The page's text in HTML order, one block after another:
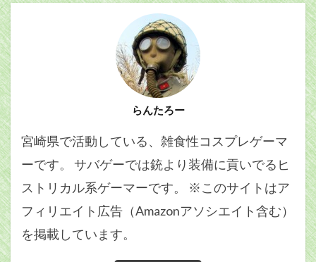
らんたろー
宮崎県で活動している、雑食性コスプレゲーマ
ーです。 サバゲーでは銃より装備に貢いでるヒ
ストリカル系ゲーマーです。 ※このサイトはア
フィリエイト広告（Amazonアソシエイト含む）
を掲載しています。